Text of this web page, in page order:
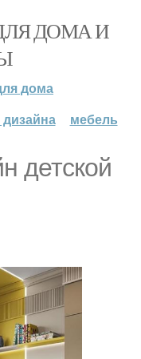
ДОМА И
дома
мебель
детской